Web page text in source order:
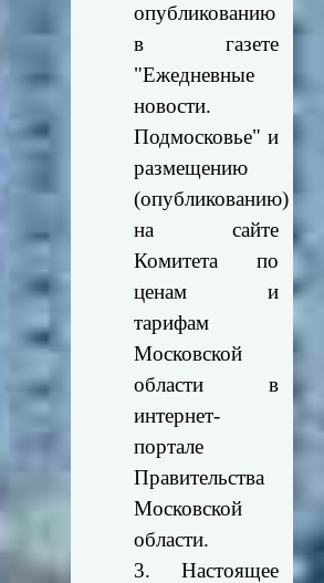
опубликованию
в газете
"Ежедневные
новости.
Подмосковье" и
размещению
(опубликованию)
на сайте
Комитета по
ценам и
тарифам
Московской
области в
интернет-
портале
Правительства
Московской
области.
3. Настоящее